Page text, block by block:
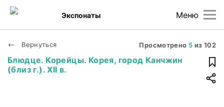
Меню
Экспонаты
Вернуться Просмотрено 5 из 102
Блюдце. Корейцы. Корея, город Канчжин
(близ г.). XII в.